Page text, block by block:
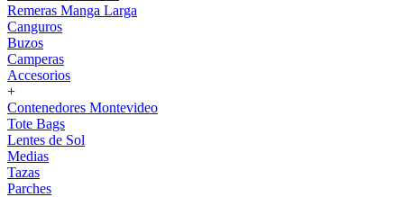
Remeras Manga Larga
Canguros
Buzos
Camperas
Accesorios
+
Contenedores Montevideo
Tote Bags
Lentes de Sol
Medias
Tazas
Parches